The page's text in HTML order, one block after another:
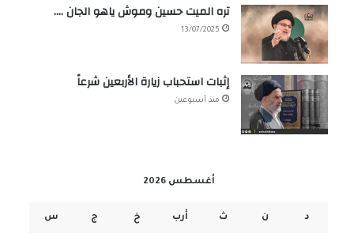
تره الميت حسين وموش ياهو الجان ….
13/07/2025
إثبات استحباب زيارة الأربعين شرعاً
منذ أسبوعين
أغسطس 2026
د ن ث أرب خ ج س